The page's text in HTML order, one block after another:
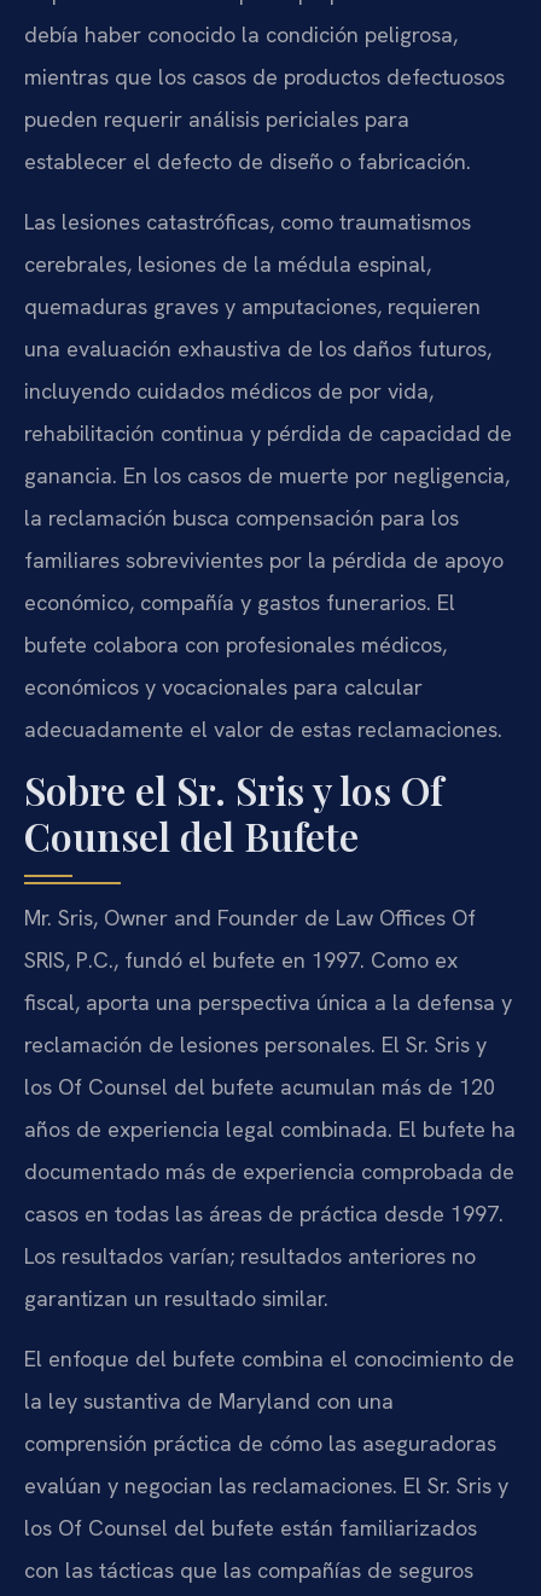
debía haber conocido la condición peligrosa,
mientras que los casos de productos defectuosos
pueden requerir análisis periciales para
establecer el defecto de diseño o fabricación.
Las lesiones catastróficas, como traumatismos
cerebrales, lesiones de la médula espinal,
quemaduras graves y amputaciones, requieren
una evaluación exhaustiva de los daños futuros,
incluyendo cuidados médicos de por vida,
rehabilitación continua y pérdida de capacidad de
ganancia. En los casos de muerte por negligencia,
la reclamación busca compensación para los
familiares sobrevivientes por la pérdida de apoyo
económico, compañía y gastos funerarios. El
bufete colabora con profesionales médicos,
económicos y vocacionales para calcular
adecuadamente el valor de estas reclamaciones.
Sobre el Sr. Sris y los Of
Counsel del Bufete
Mr. Sris, Owner and Founder de Law Offices Of
SRIS, P.C., fundó el bufete en 1997. Como ex
fiscal, aporta una perspectiva única a la defensa y
reclamación de lesiones personales. El Sr. Sris y
los Of Counsel del bufete acumulan más de 120
años de experiencia legal combinada. El bufete ha
documentado más de experiencia comprobada de
casos en todas las áreas de práctica desde 1997.
Los resultados varían; resultados anteriores no
garantizan un resultado similar.
El enfoque del bufete combina el conocimiento de
la ley sustantiva de Maryland con una
comprensión práctica de cómo las aseguradoras
evalúan y negocian las reclamaciones. El Sr. Sris y
los Of Counsel del bufete están familiarizados
con las tácticas que las compañías de seguros